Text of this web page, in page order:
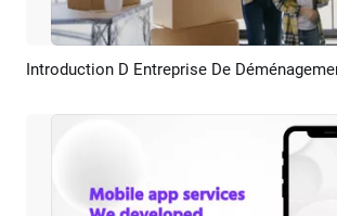
Aperçu Créer IA
Introduction D Entreprise De